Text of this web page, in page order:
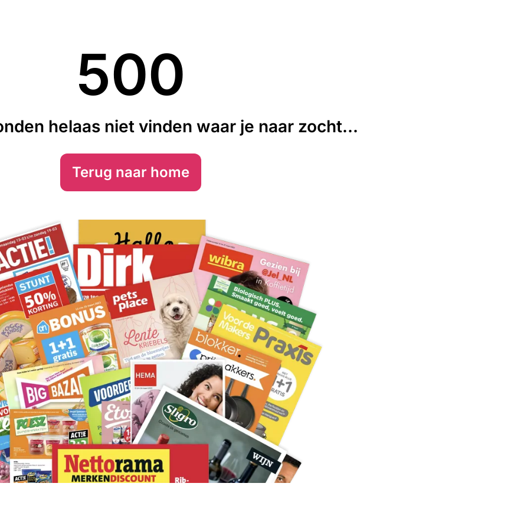
500
helaas niet vinden waar je naar zocht...
Terug naar home